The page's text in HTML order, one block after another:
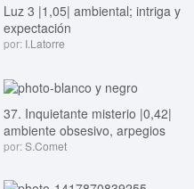
Luz 3 |1,05| ambiental; intriga y
expectación
por: I.Latorre
37. Inquietante misterio |0,42|
ambiente obsesivo, arpegios
por:S.Comet